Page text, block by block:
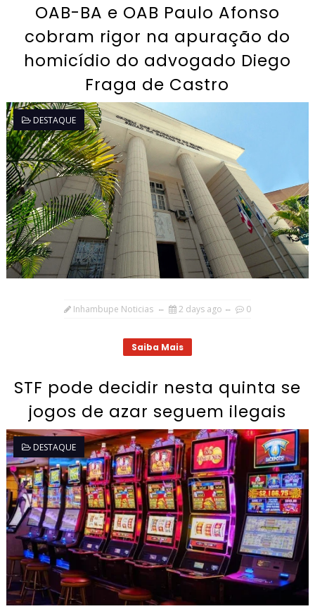
OAB-BA e OAB Paulo Afonso
cobram rigor na apuração do
homicídio do advogado Diego
Fraga de Castro
DESTAQUE
Inhambupe Noticias 2 days ago 0
Saiba Mais
STF pode decidir nesta quinta se
jogos de azar seguem ilegais
DESTAQUE